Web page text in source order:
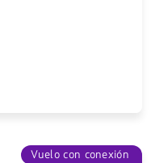
Vuelo con conexión